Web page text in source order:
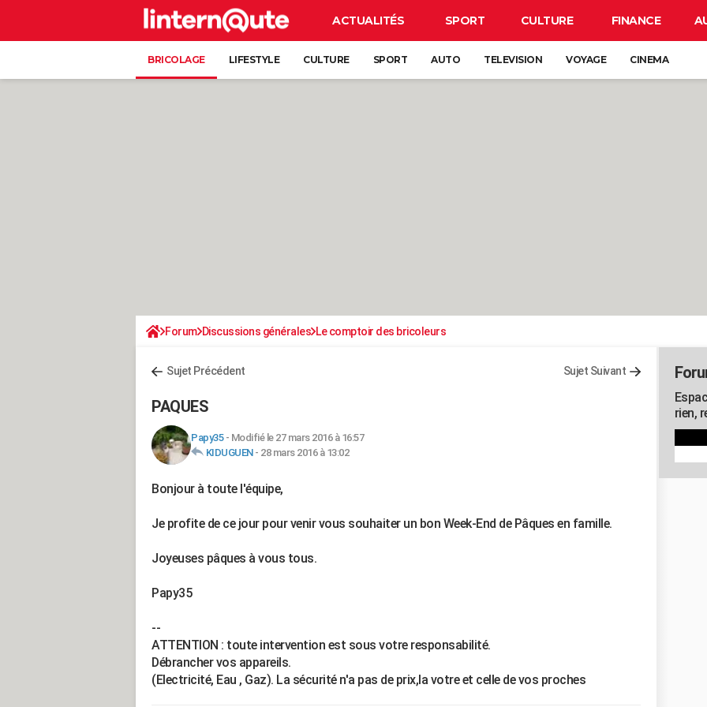
ACTUALITÉS SPORT CULTURE FINANCE
BRICOLAGE LIFESTYLE CULTURE SPORT AUTO TELEVISION VOYAGE CINEMA
Forum Discussions générales Le comptoir des bricoleurs
Sujet Précédent Sujet Suivant
PAQUES
Papy35- Modifié le 27 mars 2016 à 16:57
KIDUGUEN- 28 mars 2016 à 13:02
Bonjour à toute l'équipe,
Je profite de ce jour pour venir vous souhaiter un bon Week-End de Pâques en famille.
Joyeuses pâques à vous tous.
Papy35
--
ATTENTION : toute intervention est sous votre responsabilité.
Débrancher vos appareils.
(Electricité, Eau , Gaz). La sécurité n'a pas de prix,la votre et celle de vos proches
rien,